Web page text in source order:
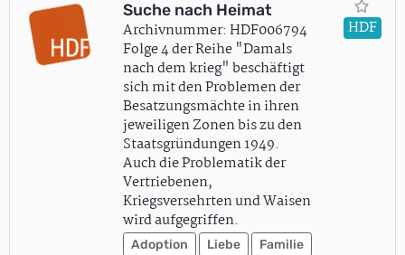
Suche nach Heimat
Archivnummer: HDF006794
Folge 4 der Reihe "Damals
nach dem krieg" beschäftigt
sich mit den Problemen der
Besatzungsmächte in ihren
jeweiligen Zonen bis zu den
Staatsgründungen 1949.
Auch die Problematik der
Vertriebenen,
Kriegsversehrten und Waisen
wird aufgegriffen.
Adoption Liebe
Familie
HDF